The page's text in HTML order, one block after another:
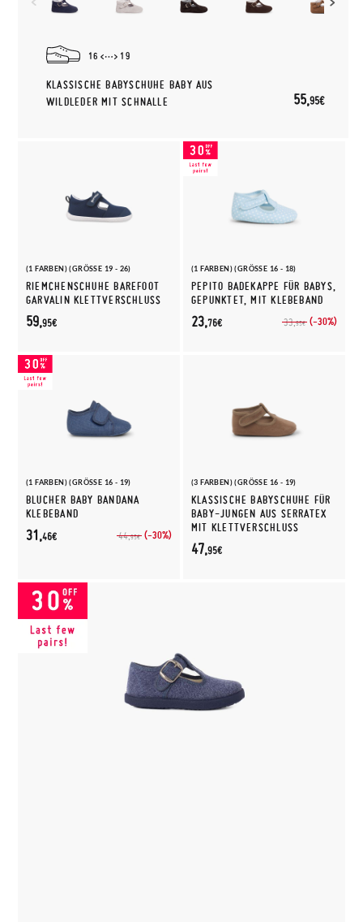
16 19
KLASSISCHE BABYSCHUHE BABY AUS
WILDLEDER MIT SCHNALLE
55,95€
(1 FARBEN) (GRÖSSE 19 - 26)
RIEMCHENSCHUHE BAREFOOT
GARVALIN KLETTVERSCHLUSS
59,95€
(1 FARBEN) (GRÖSSE 16 - 18)
PEPITO BADEKAPPE FÜR BABYS,
GEPUNKTET, MIT KLEBEBAND
33,95€ (-30%)
23,76€
(1 FARBEN) (GRÖSSE 16 - 19)
BLUCHER BABY BANDANA
KLEBEBAND
44,95€ (-30%)
31,46€
(3 FARBEN) (GRÖSSE 16 - 19)
KLASSISCHE BABYSCHUHE FÜR
BABY-JUNGEN AUS SERRATEX
MIT KLETTVERSCHLUSS
47,95€